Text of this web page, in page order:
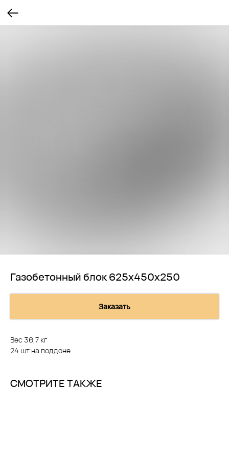
Газобетонный блок 625х450х250
Заказать
Вес 36,7 кг
24 шт на поддоне
СМОТРИТЕ ТАКЖЕ